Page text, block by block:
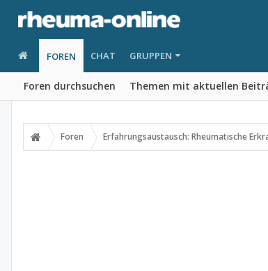
FOREN
Foren durchsuchen Themen mit aktuellen
CHAT GRUPPEN
Foren Erfahrungsaustausch: Rheumatische